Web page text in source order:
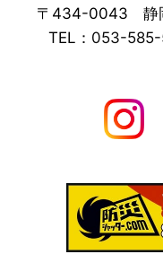
〒434-0043 静
TEL： 053-585-